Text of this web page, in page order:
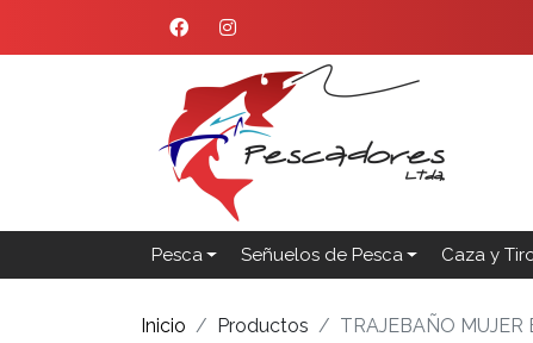
Pesca Señuelos de Pesca Caza y
Inicio Productos TRAJEBAÑO MUJER